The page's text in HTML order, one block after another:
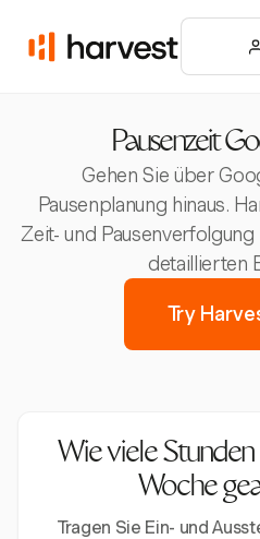
Pausenzeit
Gehen Sie über
Pausenplanung hinaus.
Zeit- und
detaillierten
Try
Wie viele
Woche
Tragen Sie Ein- und